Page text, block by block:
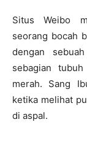
Situs Weibo
seorang bocah
dengan
sebagian
merah. Sang
ketika melihat
di aspal.